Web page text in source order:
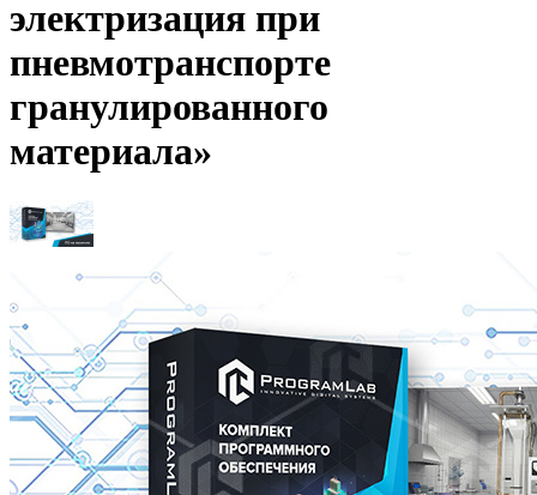
электризация при
пневмотранспорте
гранулированного
материала»